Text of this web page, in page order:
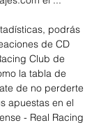
podrás
de CD
Club de
la tabla de
de no perderte
apuestas en el
- Real Racing